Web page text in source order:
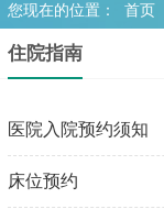
您现在的位置： 首页
住院指南
医院入院预约须知
床位预约